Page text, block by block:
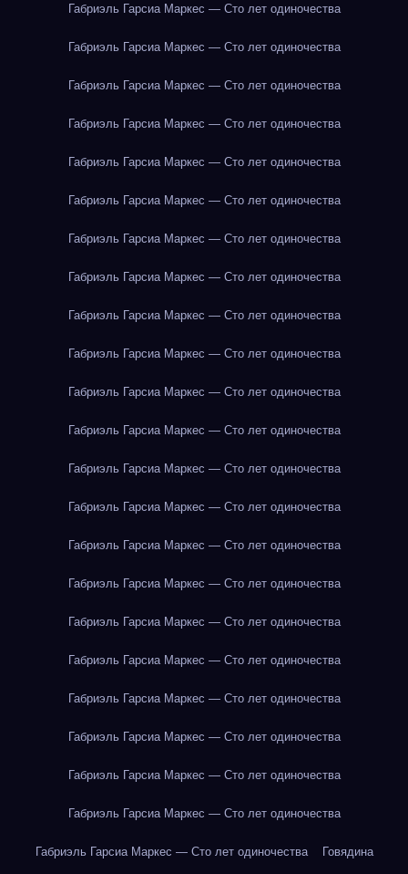
Габриэль Гарсиа Маркес — Сто лет одиночества
Габриэль Гарсиа Маркес — Сто лет одиночества
Габриэль Гарсиа Маркес — Сто лет одиночества
Габриэль Гарсиа Маркес — Сто лет одиночества
Габриэль Гарсиа Маркес — Сто лет одиночества
Габриэль Гарсиа Маркес — Сто лет одиночества
Габриэль Гарсиа Маркес — Сто лет одиночества
Габриэль Гарсиа Маркес — Сто лет одиночества
Габриэль Гарсиа Маркес — Сто лет одиночества
Габриэль Гарсиа Маркес — Сто лет одиночества
Габриэль Гарсиа Маркес — Сто лет одиночества
Габриэль Гарсиа Маркес — Сто лет одиночества
Габриэль Гарсиа Маркес — Сто лет одиночества
Габриэль Гарсиа Маркес — Сто лет одиночества
Габриэль Гарсиа Маркес — Сто лет одиночества
Габриэль Гарсиа Маркес — Сто лет одиночества
Габриэль Гарсиа Маркес — Сто лет одиночества
Габриэль Гарсиа Маркес — Сто лет одиночества
Габриэль Гарсиа Маркес — Сто лет одиночества
Габриэль Гарсиа Маркес — Сто лет одиночества
Габриэль Гарсиа Маркес — Сто лет одиночества
Габриэль Гарсиа Маркес — Сто лет одиночества
Габриэль Гарсиа Маркес — Сто лет одиночества Говядина